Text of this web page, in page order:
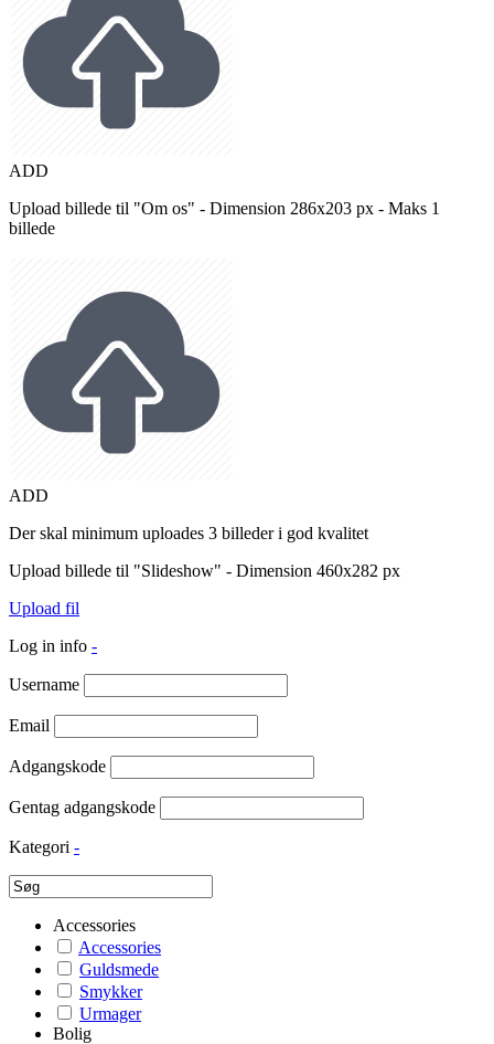
ADD
Upload billede til "Om os" - Dimension 286x203 px - Maks 1
billede
ADD
Der skal minimum uploades 3 billeder i god kvalitet
Upload billede til "Slideshow" - Dimension 460x282 px
Upload fil
Log in info -
Username
Email
Adgangskode
Gentag adgangskode
Kategori -
Accessories
Accessories
Guldsmede
Smykker
Urmager
Bolig